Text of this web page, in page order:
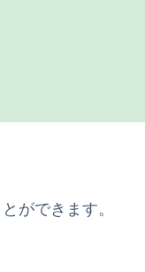
ができます。